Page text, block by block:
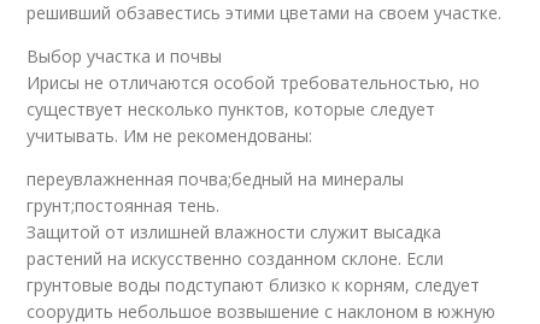
решивший обзавестись этими цветами на своем участке.
Выбор участка и почвы
Ирисы не отличаются особой требовательностью, но
существует несколько пунктов, которые следует
учитывать. Им не рекомендованы:
переувлажненная почва;бедный на минералы
грунт;постоянная тень.
Защитой от излишней влажности служит высадка
растений на искусственно созданном склоне. Если
грунтовые воды подступают близко к корням, следует
соорудить небольшое возвышение с наклоном в южную